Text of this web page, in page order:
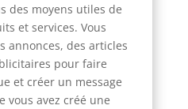
des moyens utiles de
et services. Vous
annonces, des articles
pour faire
et créer un message
vous avez créé une